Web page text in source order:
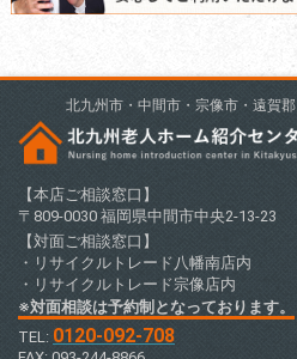
北九州市・中間市・宗像市・遠賀郡
【本店ご相談窓口】
〒809-0030 福岡県中間市中央2-13-23
【対面ご相談窓口】
・リサイクルトレード八幡南店内
・リサイクルトレード宗像店内
※対面相談は予約制となっております。
TEL: 0120-092-708